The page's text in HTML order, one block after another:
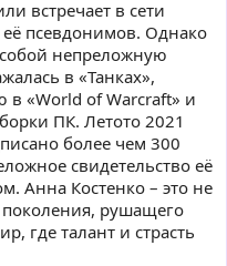
встречает в сети
её псевдонимов. Однако
непреложную
в «Танках»,
в «World of Warcraft» и
ПК. Летото 2021
более чем 300
свидетельство её
Анна Костенко – это не
поколения, рушащего
где талант и страсть